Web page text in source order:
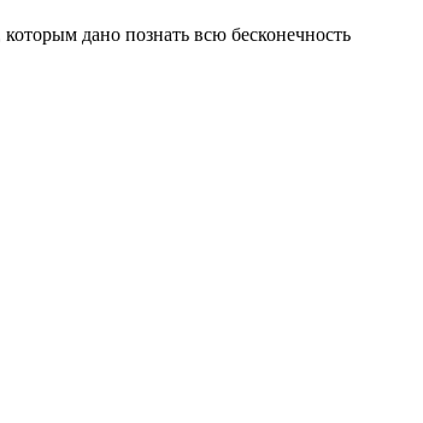
дано познать всю бесконечность